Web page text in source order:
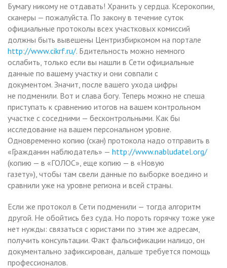
Бумагу никому не отдавать! Хранить у сердца. Ксерокопии,
сканеры — пожалуйста. По закону в течение суток
официальные протоколы всех участковых комиссий
должны быть вывешены Центризбиркомом на портале
http://www.cikrf.ru/. Бдительность можно немного
ослабить, только если вы нашли в Сети официальные
данные по вашему участку и они совпали с
документом. Значит, после вашего ухода цифры
не подменили. Вот и слава богу. Теперь можно не спеша
приступать к сравнению итогов на вашем контрольном
участке с соседними — бесконтрольными. Как бы
исследование на вашем персональном уровне.
Одновременно копию (скан) протокола надо отправить в
«Гражданин наблюдатель» — http://www.nabludatel.org/
(копию — в «ГОЛОС», еще копию — в «Новую
газету»), чтобы там свели данные по выборке воедино и
сравнили уже на уровне региона и всей страны.
Если же протокол в Сети подменили — тогда алгоритм
другой. Не обойтись без суда. Но пороть горячку тоже уже
нет нужды: связаться с юристами по этим же адресам,
получить консультации. Факт фальсификации налицо, он
документально зафиксирован, дальше требуется помощь
профессионалов.